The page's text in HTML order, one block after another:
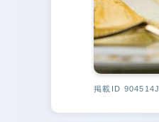
掲載ID 904514J